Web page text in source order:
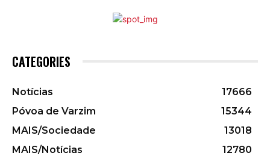
CATEGORIES
Notícias
17666
Póvoa de Varzim
15344
MAIS/Sociedade
13018
MAIS/Notícias
12780